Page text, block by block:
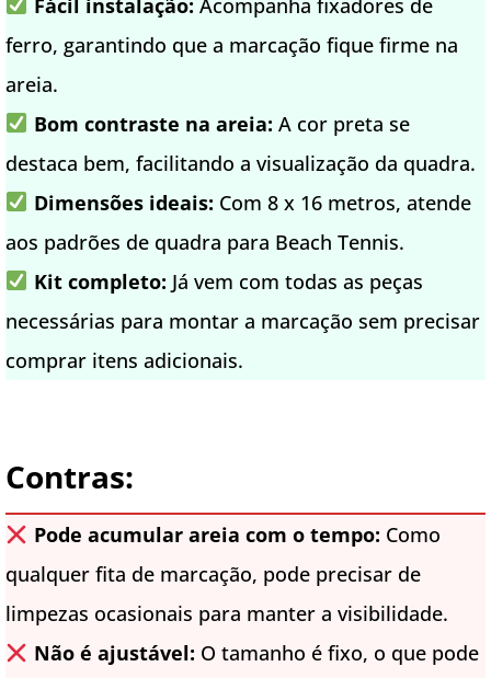
ferro, garantindo que a marcação fique firme na
areia.
Bom contraste na areia: A cor preta se
destaca bem, facilitando a visualização da quadra.
Dimensões ideais: Com 8 x 16 metros, atende
aos padrões de quadra para Beach Tennis.
Kit completo: Já vem com todas as peças
necessárias para montar a marcação sem precisar
comprar itens adicionais.
Contras:
Pode acumular areia com o tempo: Como
qualquer fita de marcação, pode precisar de
limpezas ocasionais para manter a visibilidade.
Não é ajustável: O tamanho é fixo, o que pode